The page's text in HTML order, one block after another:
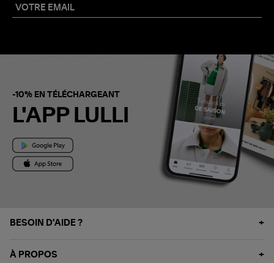
-10% EN TÉLÉCHARGEANT
L'APP LULLI
BESOIN D'AIDE ?
À PROPOS